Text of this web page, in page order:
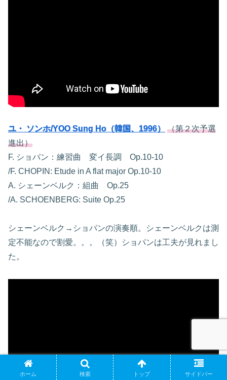
ユ・ ソンホ/YOO Sung Ho（韓国、1996）
（第２次予選
進出）
F. ショパン：練習曲 変イ長調 Op.10-10
/F. CHOPIN: Etude in A flat major Op.10-10
A. シェーンベルク：組曲 Op.25
/A. SCHOENBERG: Suite Op.25
シェーンベルク→ショパンの演奏順。シェーンベルクは測
定不能なので割愛。。。（笑）ショパンは工夫が見れまし
た。
ホーム 検索 トップ サイドバー